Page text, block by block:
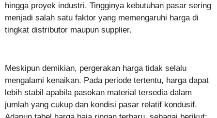
hingga proyek industri. Tingginya kebutuhan pasar sering
menjadi salah satu faktor yang memengaruhi harga di
tingkat distributor maupun supplier.
Meskipun demikian, pergerakan harga tidak selalu
mengalami kenaikan. Pada periode tertentu, harga dapat
lebih stabil apabila pasokan material tersedia dalam
jumlah yang cukup dan kondisi pasar relatif kondusif.